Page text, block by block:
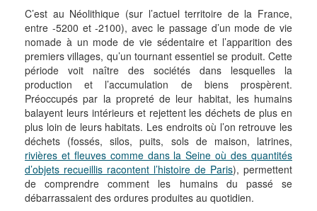
C’est au Néolithique (sur l’actuel territoire de la France,
entre -5200 et -2100), avec le passage d’un mode de vie
nomade à un mode de vie sédentaire et l’apparition des
premiers villages, qu’un tournant essentiel se produit. Cette
période voit naître des sociétés dans lesquelles la
production et l’accumulation de biens prospèrent.
Préoccupés par la propreté de leur habitat, les humains
balayent leurs intérieurs et rejettent les déchets de plus en
plus loin de leurs habitats. Les endroits où l’on retrouve les
déchets (fossés, silos, puits, sols de maison, latrines,
rivières et fleuves comme dans la Seine où des quantités
d’objets recueillis racontent l’histoire de Paris), permettent
de comprendre comment les humains du passé se
débarrassaient des ordures produites au quotidien.